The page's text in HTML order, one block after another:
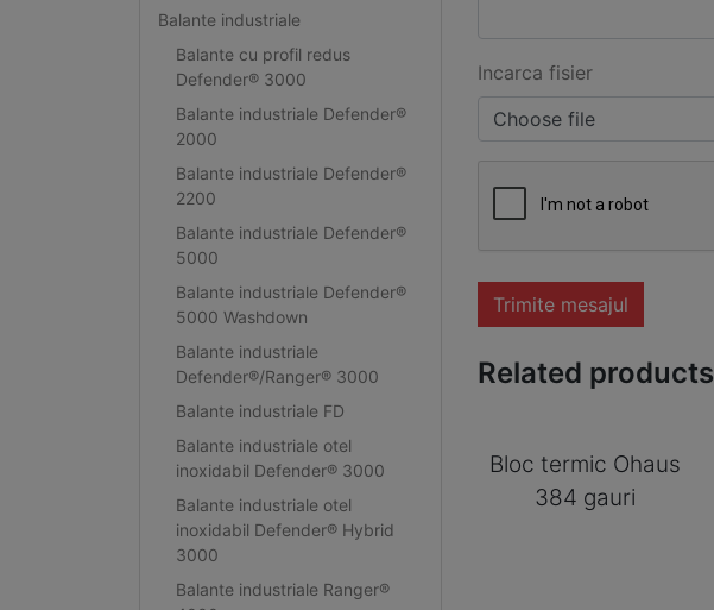
Balante industriale
Balante cu profil redus
Defender® 3000
Balante industriale Defender®
2000
Balante industriale Defender®
2200
Balante industriale Defender®
5000
Balante industriale Defender®
5000 Washdown
Balante industriale
Defender®/Ranger® 3000
Balante industriale FD
Balante industriale otel
inoxidabil Defender® 3000
Balante industriale otel
inoxidabil Defender® Hybrid
3000
Balante industriale Ranger®
Incarca fisier
Choose file
Trimite mesajul
Related products
Bloc termic Ohaus
384 gauri